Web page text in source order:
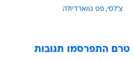
צ'לסי פפ גווארדיולה
טרם התפרסמו תגובות